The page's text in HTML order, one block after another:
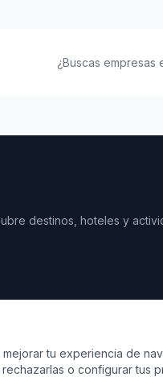
¿Buscas empresas
destinos, hoteles y
© 2026
tu experiencia de
o configurar tus